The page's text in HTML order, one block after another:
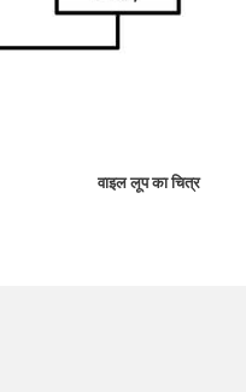
वाइल लूप का चित्र